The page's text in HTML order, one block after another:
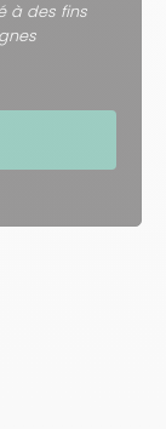
à des fins